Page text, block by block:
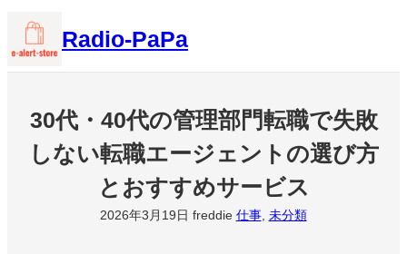
を
Radio-PaPa
30代・40代の管理部門転職で失敗
しない転職エージェントの選び方
とおすすめサービス
2026年3月19日 freddie 仕事, 未分類